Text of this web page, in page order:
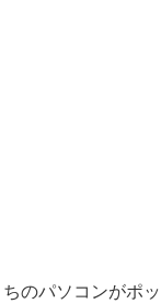
ちのパソコンがポ